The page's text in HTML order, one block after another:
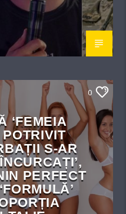
0
‘FEMEIA
POTRIVIT
S-AR
PERFECT